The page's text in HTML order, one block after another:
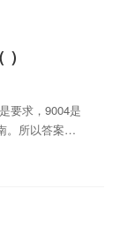
要求，9004是
。所以答案B